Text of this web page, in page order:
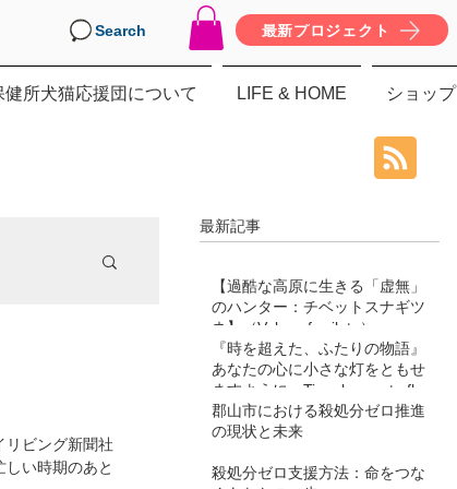
Search 最新プロジェクト
健所犬猫応援団について LIFE & HOME ショップ
リビング新聞社
い時期のあと
最新記事
【過酷な高原に生きる「虚無」
のハンター：チベットスナギツ
ネ】（Vulpes ferrilata）
『時を超えた、ふたりの物語』
あなたの心に小さな灯をともせ
ますように。Time began to flow
again
郡山市における殺処分ゼロ推進
の現状と未来
殺処分ゼロ支援方法：命をつな